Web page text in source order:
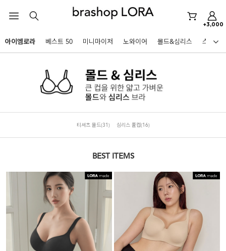
+3,000
르미스떼르
아이엠로라
스포츠브라
노와이어
미니마이저
르미스떼르
BEST
아니타스포츠 스트랩리스
아이엠로라 베스트 50 미니마이저 노와이어 몰드&심리스 스포츠
티셔츠 몰드(31) 심리스 풀컵(16)
BEST ITEMS